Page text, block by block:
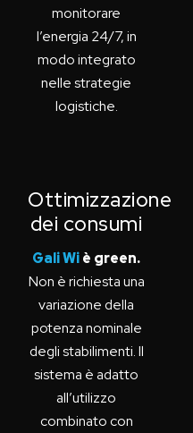
monitorare
l’energia 24/7, in
modo integrato
nelle strategie
logistiche.
Ottimizzazione
dei consumi
Gali Wiè green.
Non è richiesta una
variazione della
potenza nominale
degli stabilimenti. Il
sistema è adatto
all’utilizzo
combinato con